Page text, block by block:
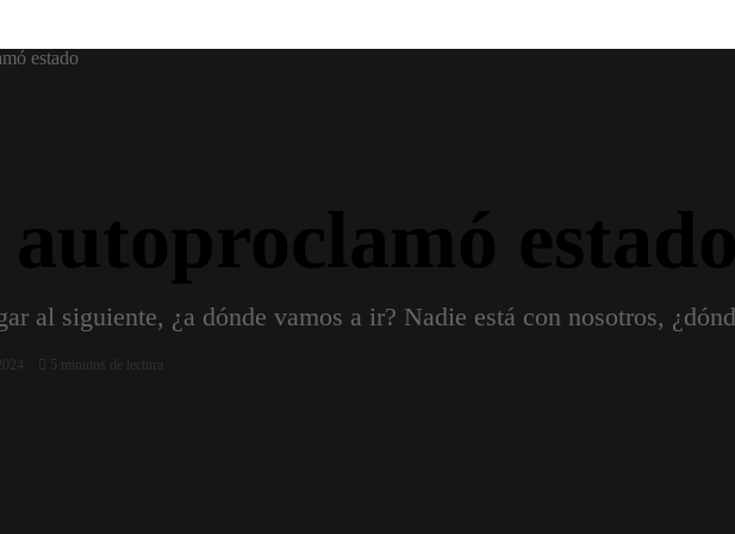
estado
autoproclamó estado
al siguiente, ¿a dónde vamos a ir? Nadie está con nosotros,
5 minutos de lectura